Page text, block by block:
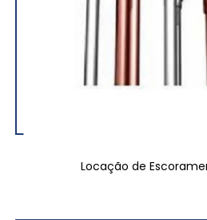
Locação de